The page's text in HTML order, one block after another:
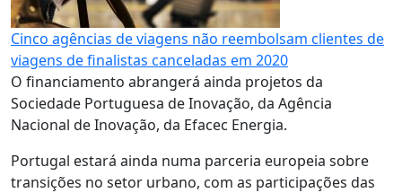
Cinco agências de viagens não reembolsam clientes de
viagens de finalistas canceladas em 2020
O financiamento abrangerá ainda projetos da
Sociedade Portuguesa de Inovação, da Agência
Nacional de Inovação, da Efacec Energia.
Portugal estará ainda numa parceria europeia sobre
transições no setor urbano, com as participações das